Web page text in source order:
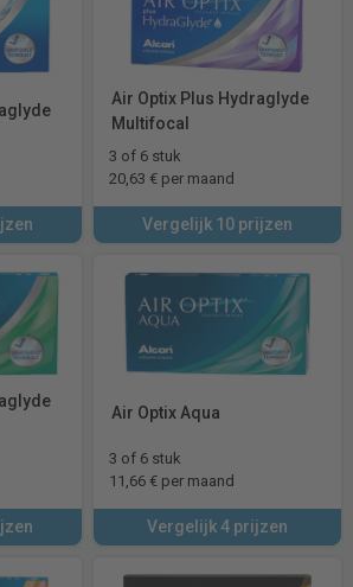
Air Optix Plus Hydraglyde
Multifocal
3 of 6 stuk
20,63 € per maand
Vergelijk 10 prijzen
Air Optix Aqua
3 of 6 stuk
11,66 € per maand
Vergelijk 4 prijzen